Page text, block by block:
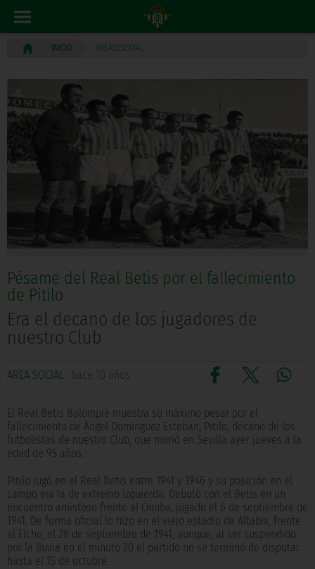
INICIO AREA20SOCIAL
Pésame del Real Betis por el fallecimiento
de Pitilo
Era el decano de los jugadores de
nuestro Club
AREA SOCIAL hace 10 años
El Real Betis Balompié muestra su máximo pesar por el
fallecimiento de Ángel Domínguez Esteban, Pitilo, decano de los
futbolistas de nuestro Club, que murió en Sevilla ayer jueves a la
edad de 95 años.
Pitilo jugó en el Real Betis entre 1941 y 1946 y su posición en el
campo era la de extremo izquierda. Debutó con el Betis en un
encuentro amistoso frente al Onuba, jugado el 6 de septiembre de
1941. De forma oficial lo hizo en el viejo estadio de Altabix, frente
al Elche, el 28 de septiembre de 1941, aunque, al ser suspendido
por la lluvia en el minuto 20 el partido no se terminó de disputar
hasta el 15 de octubre.